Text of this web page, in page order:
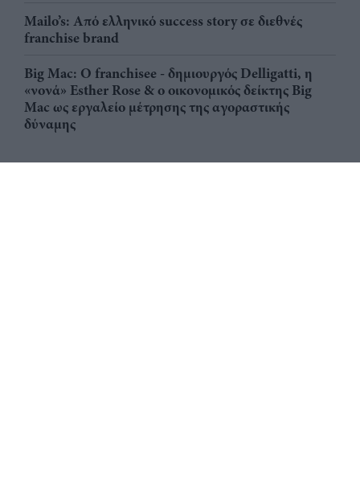
Mailo’s: Από ελληνικό success story σε διεθνές
franchise brand
Big Mac: Ο franchisee - δημιουργός Delligatti, η
«νονά» Esther Rose & ο οικονομικός δείκτης Big
Mac ως εργαλείο μέτρησης της αγοραστικής
δύναμης